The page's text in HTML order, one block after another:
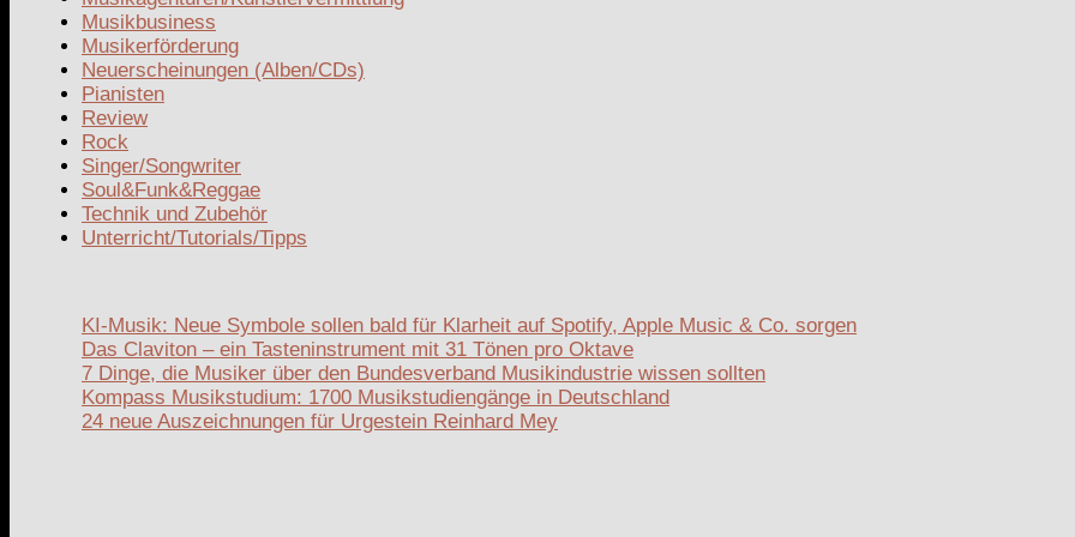
Musikbusiness
Musikerförderung
Neuerscheinungen (Alben/CDs)
Pianisten
Review
Rock
Singer/Songwriter
Soul&Funk&Reggae
Technik und Zubehör
Unterricht/Tutorials/Tipps
KI-Musik: Neue Symbole sollen bald für Klarheit auf Spotify, Apple Music & Co. sorgen
Das Claviton – ein Tasteninstrument mit 31 Tönen pro Oktave
7 Dinge, die Musiker über den Bundesverband Musikindustrie wissen sollten
Kompass Musikstudium: 1700 Musikstudiengänge in Deutschland
24 neue Auszeichnungen für Urgestein Reinhard Mey